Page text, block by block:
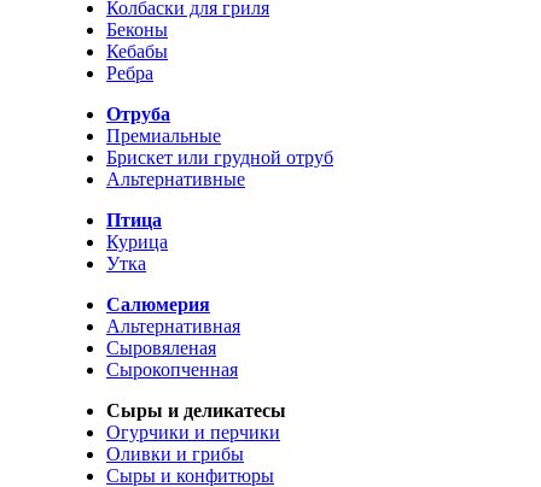
Колбаски для гриля
Беконы
Кебабы
Ребра
Отруба
Премиальные
Брискет или грудной отруб
Альтернативные
Птица
Курица
Утка
Салюмерия
Альтернативная
Сыровяленая
Сырокопченная
Сыры и деликатесы
Огурчики и перчики
Оливки и грибы
Сыры и конфитюры